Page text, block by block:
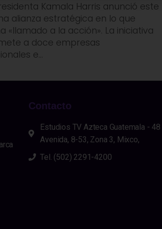
Kamala Harris anunció este
alianza estratégica en lo que
«llamado a la acción». La iniciativa
a doce empresas
e...
Contacto
Estudios TV Azteca Guatemala - 48
Avenida, 8-53, Zona 3, Mixco,
Tel. (502) 2291-4200